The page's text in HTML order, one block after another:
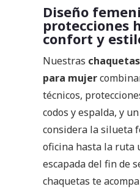
Diseño
protecciones
confort y
Nuestras
para mujer
técnicos,
codos y espalda, y
considera la silueta
oficina hasta la ruta
escapada del fin de
chaquetas te